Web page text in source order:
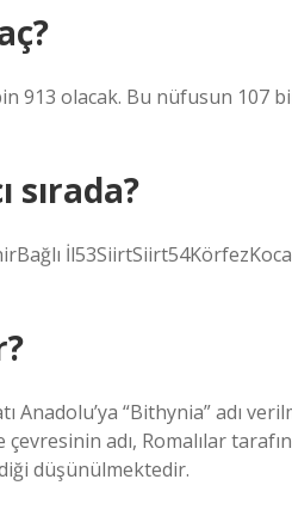
913 olacak. Bu nüfusun 107
sırada?
Anadolu’ya “Bithynia” adı
adı, Romalılar
düşünülmektedir.